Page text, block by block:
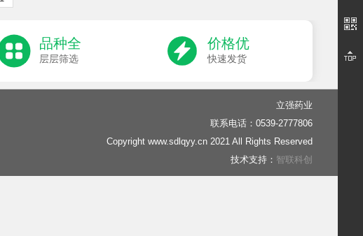
品种全
层层筛选
价格优
快速发货
立强药业
联系电话：0539-2777806
Copyright www.sdlqyy.cn 2021 All Rights Reserved
技术支持： 智联科创